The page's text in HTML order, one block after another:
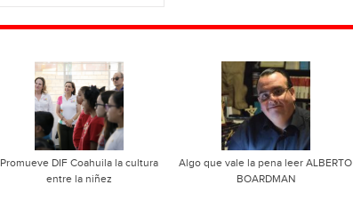
Promueve DIF Coahuila la cultura
entre la niñez
Algo que vale la pena leer ALBERTO
BOARDMAN